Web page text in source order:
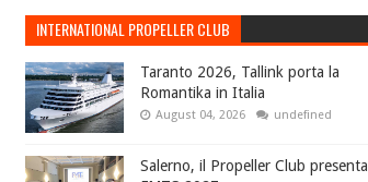
INTERNATIONAL PROPELLER CLUB
Taranto 2026, Tallink porta la
Romantika in Italia
August 04, 2026 undefined
Salerno, il Propeller Club presenta